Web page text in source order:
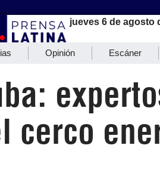
jueves 6 de agosto
Opinión Escáner
cerco